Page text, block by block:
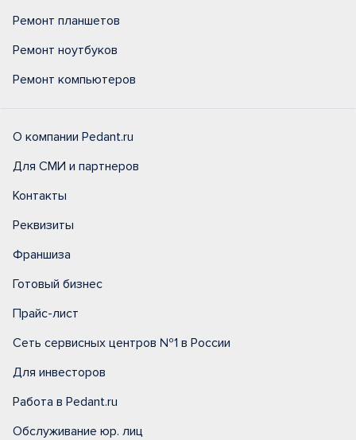
Ремонт планшетов
Ремонт ноутбуков
Ремонт компьютеров
О компании Pedant.ru
Для СМИ и партнеров
Контакты
Реквизиты
Франшиза
Готовый бизнес
Прайс-лист
Сеть сервисных центров №1 в России
Для инвесторов
Работа в Pedant.ru
Обслуживание юр. лиц